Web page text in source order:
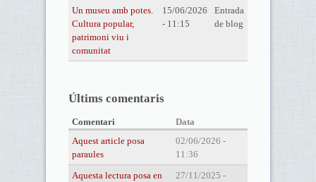
Un museu amb potes.
Cultura popular,
patrimoni viu i
comunitat
15/06/2026
- 11:15
Entrada
de blog
Últims comentaris
Comentari
Data
Aquest article posa
paraules
02/06/2026 -
11:36
Aquesta lectura posa en
27/11/2025 -